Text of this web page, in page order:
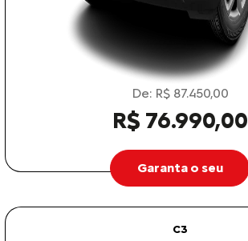
De: R$ 87.450,00
R$ 76.990,00
Garanta o seu
C3